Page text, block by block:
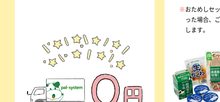
※ おためしセ
った場合、
します。